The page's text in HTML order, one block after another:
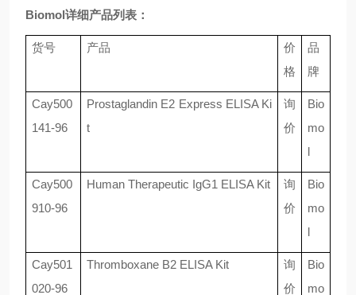
Biomol详细产品列表：
货号 产品
价
格
品
牌
Cay500
141-96
Prostaglandin E2 Express ELISA Ki
t
询
价
Bio
mo
l
Cay500
910-96
Human Therapeutic IgG1 ELISA Kit
询
价
Bio
mo
l
Cay501
020-96
Thromboxane B2 ELISA Kit
询
价
Bio
mo